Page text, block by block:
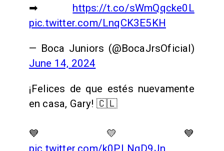
➡ https://t.co/sWmQqcke0L
pic.twitter.com/LnqCK3E5KH
— Boca Juniors (@BocaJrsOficial)
June 14, 2024
¡Felices de que estés nuevamente
en casa, Gary! 🇨🇱
💙💛💙
pic.twitter.com/k0PLNqD9Jn